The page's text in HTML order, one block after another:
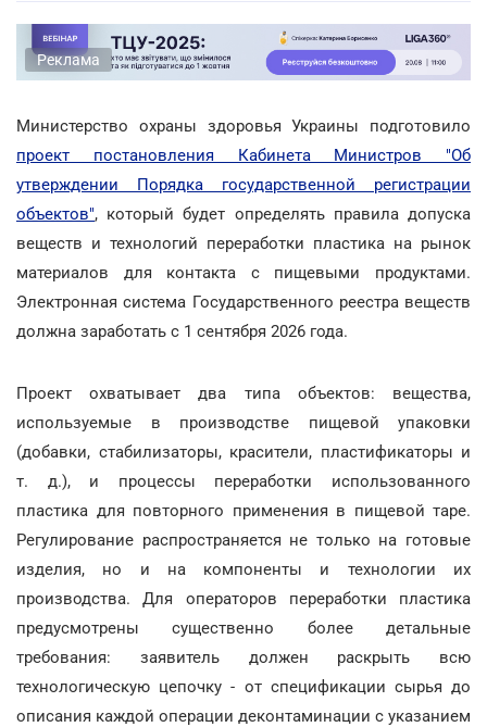
Реклама
Министерство охраны здоровья Украины подготовило
проект постановления Кабинета Министров "Об
утверждении Порядка государственной регистрации
объектов", который будет определять правила допуска
веществ и технологий переработки пластика на рынок
материалов для контакта с пищевыми продуктами.
Электронная система Государственного реестра веществ
должна заработать с 1 сентября 2026 года.
Проект охватывает два типа объектов: вещества,
используемые в производстве пищевой упаковки
(добавки, стабилизаторы, красители, пластификаторы и
т. д.), и процессы переработки использованного
пластика для повторного применения в пищевой таре.
Регулирование распространяется не только на готовые
изделия, но и на компоненты и технологии их
производства. Для операторов переработки пластика
предусмотрены существенно более детальные
требования: заявитель должен раскрыть всю
технологическую цепочку - от спецификации сырья до
описания каждой операции деконтаминации с указанием